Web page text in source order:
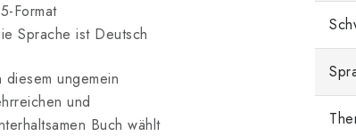
Format
Sprache ist Deutsch
diesem ungemein
und
Buch wählt